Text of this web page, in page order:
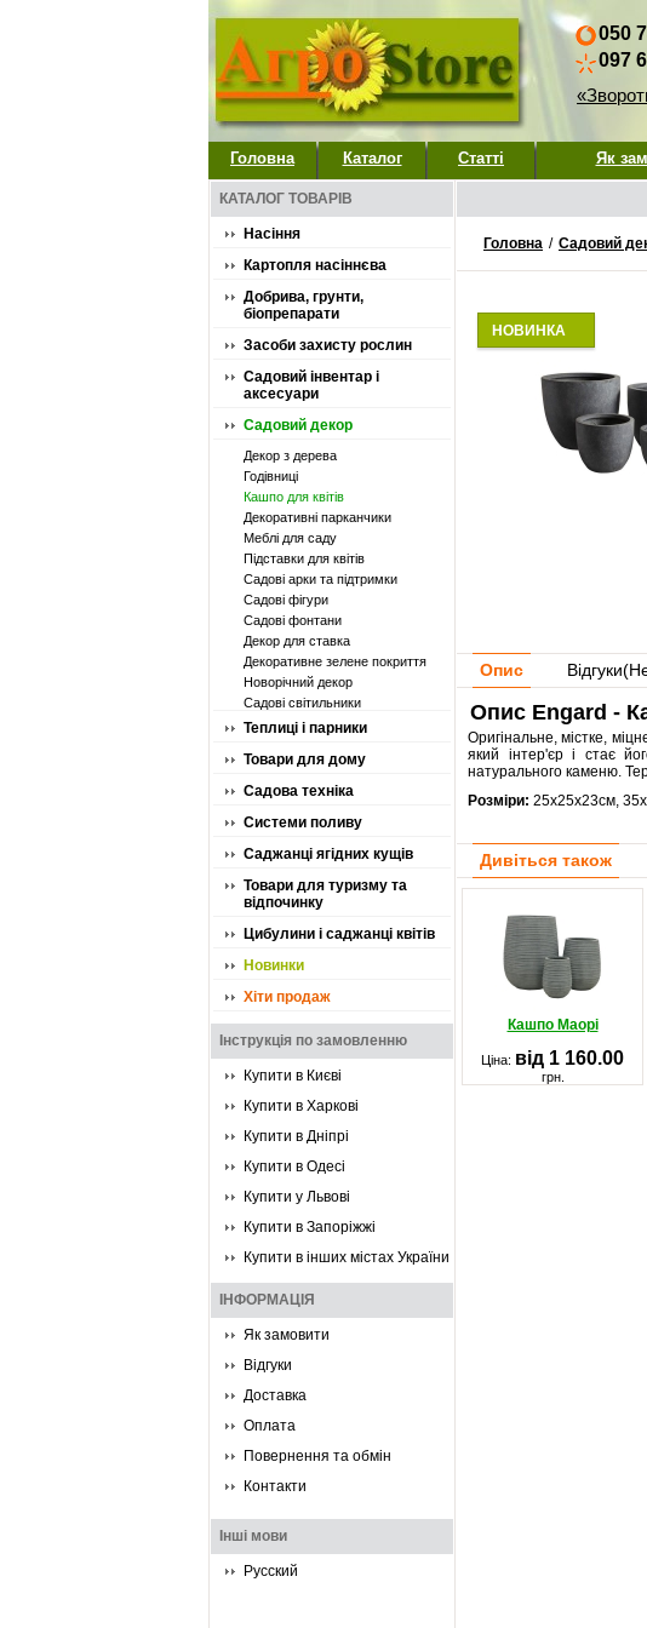
050
097
Головна Каталог Статті Як
КАТАЛОГ ТОВАРІВ
Насіння
Картопля насіннєва
Добрива, грунти,
біопрепарати
Засоби захисту рослин
Садовий інвентар і
аксесуари
Садовий декор
Декор з дерева
Годівниці
Кашпо для квітів
Декоративні парканчики
Меблі для саду
Підставки для квітів
Садові арки та підтримки
Садові фігури
Садові фонтани
Декор для ставка
Декоративне зелене покриття
Новорічний декор
Садові світильники
Теплиці і парники
Товари для дому
Садова техніка
Системи поливу
Саджанці ягідних кущів
Товари для туризму та
відпочинку
Цибулини і саджанці квітів
Новинки
Хіти продаж
Інструкція по замовленню
Купити в Києві
Купити в Харкові
Купити в Дніпрі
Купити в Одесі
Купити у Львові
Купити в Запоріжжі
Купити в інших містах України
ІНФОРМАЦІЯ
Як замовити
Відгуки
Доставка
Оплата
Повернення та обмін
Контакти
Інші мови
Русский
Головна / Садовий
НОВИНКА
Опис Відгуки(
Опис Engard -
Оригінальне, містке,
який інтер'єр і стає
натурального каменю.
Розміри: 25х25х23см,
Дивіться також
Кашпо Маорі
Ціна: від 1 160.00
грн.